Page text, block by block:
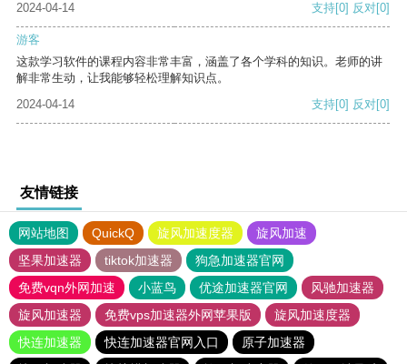
2024-04-14 支持[0] 反对[0]
游客
这款学习软件的课程内容非常丰富，涵盖了各个学科的知识。老师的讲
解非常生动，让我能够轻松理解知识点。
2024-04-14
支持[0] 反对[0]
友情链接
网站地图 QuickQ 旋风加速度器
旋风加速
坚果加速器
tiktok加速器
狗急加速器官网
免费vqn外网加速
小蓝鸟 优途加速器官网
风驰加速器
旋风加速器
免费vps加速器外网苹果版
旋风加速度器
快连加速器
快连加速器官网入口
原子加速器